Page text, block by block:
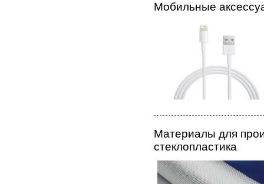
Мобильные
Материалы для
стеклопластика